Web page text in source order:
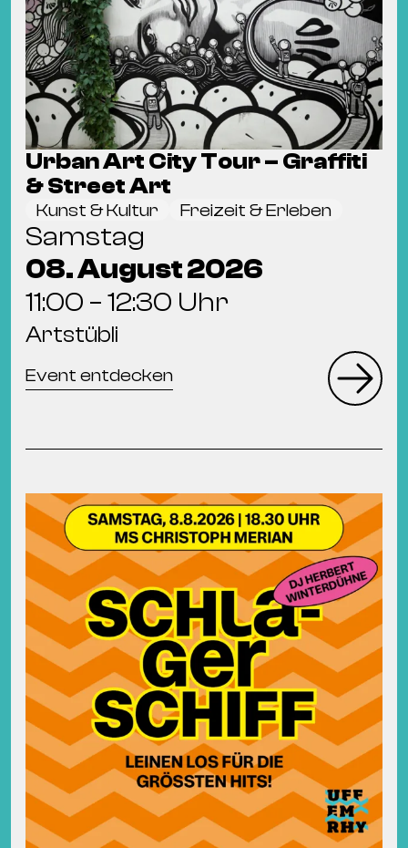
Urban Art City Tour – Graffiti
& Street Art
Kunst & Kultur Freizeit & Erleben
Samstag
08. August 2026
11:00 – 12:30 Uhr
Artstübli
Event entdecken